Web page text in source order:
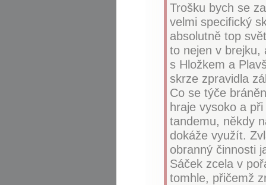
Trošku bych se
velmi specifický
absolutně top
to nejen v brejku,
s Hložkem a
skrze zpravidla
Co se týče
hraje vysoko a
tandemu, někdy
dokáže využít.
obranný činnosti
Sáček zcela v
tomhle, přičemž